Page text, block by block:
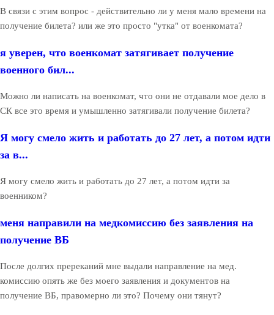
В связи с этим вопрос - действительно ли у меня мало времени на
получение билета? или же это просто "утка" от военкомата?
я уверен, что военкомат затягивает получение
военного бил...
Можно ли написать на военкомат, что они не отдавали мое дело в
СК все это время и умышленно затягивали получение билета?
Я могу смело жить и работать до 27 лет, а потом идти
за в...
Я могу смело жить и работать до 27 лет, а потом идти за
военником?
меня направили на медкомиссию без заявления на
получение ВБ
После долгих пререканий мне выдали направление на мед.
комиссию опять же без моего заявления и документов на
получение ВБ, правомерно ли это? Почему они тянут?